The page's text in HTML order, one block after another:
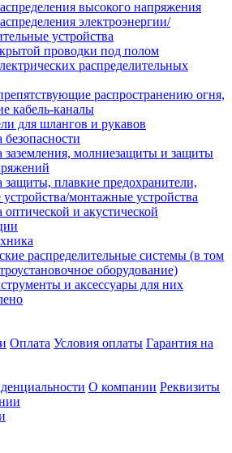
высокого напряжения
электроэнергии/
устройства
проводки под полом
распределительных
распространению огня,
кабель-каналы
для шлангов и рукавов
безопасности
заземления, молниезащиты и защиты
защиты, плавкие предохранители,
монтажные устройства
оптической и акустической
распределительные системы (в том
оборудование)
и аксессуары для них
Оплата Условия оплаты Гарантия на
О компании Реквизиты